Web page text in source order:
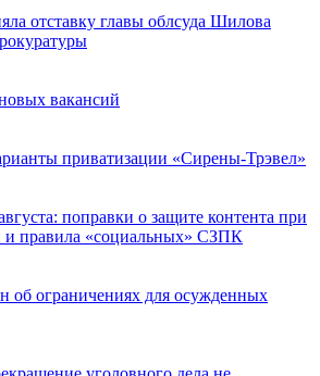
отставку главы облсуда Шилова
вакансий
приватизации «Сирены-Трэвел»
поправки о защите контента при
и правила «социальных» СЗПК
об ограничениях для осужденных